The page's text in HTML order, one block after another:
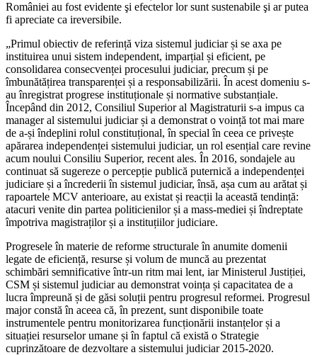
României au fost evidente şi efectelor lor sunt sustenabile şi ar putea
fi apreciate ca ireversibile.
„Primul obiectiv de referință viza sistemul judiciar și se axa pe
instituirea unui sistem independent, imparțial și eficient, pe
consolidarea consecvenței procesului judiciar, precum și pe
îmbunătățirea transparenței și a responsabilizării. În acest domeniu s-
au înregistrat progrese instituționale și normative substanțiale.
Începând din 2012, Consiliul Superior al Magistraturii s-a impus ca
manager al sistemului judiciar și a demonstrat o voință tot mai mare
de a-și îndeplini rolul constituțional, în special în ceea ce privește
apărarea independenței sistemului judiciar, un rol esențial care revine
acum noului Consiliu Superior, recent ales. În 2016, sondajele au
continuat să sugereze o percepție publică puternică a independenței
judiciare și a încrederii în sistemul judiciar, însă, așa cum au arătat și
rapoartele MCV anterioare, au existat și reacții la această tendință:
atacuri venite din partea politicienilor și a mass-mediei și îndreptate
împotriva magistraților și a instituțiilor judiciare.
Progresele în materie de reforme structurale în anumite domenii
legate de eficiență, resurse și volum de muncă au prezentat
schimbări semnificative într-un ritm mai lent, iar Ministerul Justiției,
CSM și sistemul judiciar au demonstrat voința și capacitatea de a
lucra împreună și de găsi soluții pentru progresul reformei. Progresul
major constă în aceea că, în prezent, sunt disponibile toate
instrumentele pentru monitorizarea funcționării instanțelor și a
situației resurselor umane și în faptul că există o Strategie
cuprinzătoare de dezvoltare a sistemului judiciar 2015-2020.